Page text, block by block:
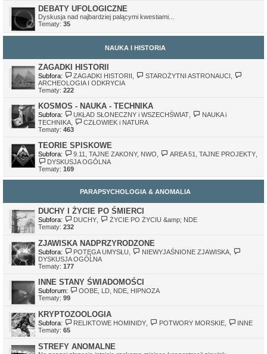
DEBATY UFOLOGICZNE
Dyskusja nad najbardziej palącymi kwestiami...
Tematy: 35
NAUKA I HISTORIA
ZAGADKI HISTORII
Subfora: ZAGADKI HISTORII STAROŻYTNI ASTRONAUCI
ARCHEOLOGIA I ODKRYCIA
Tematy: 222
KOSMOS - NAUKA - TECHNIKA
Subfora: UKŁAD SŁONECZNY i WSZECHŚWIAT
NAUKA i
TECHNIKA
CZŁOWIEK i NATURA
Tematy: 463
TEORIE SPISKOWE
Subfora: 9.11, TAJNE ZAKONY, NWO AREA 51, TAJNE PROJEKTY,
DYSKUSJA OGÓLNA
Tematy: 169
PARAPSYCHOLOGIA & ANOMALIA
DUCHY I ŻYCIE PO ŚMIERCI
Subfora: DUCHY
ŻYCIE PO ŻYCIU &amp; NDE
Tematy: 232
ZJAWISKA NADPRZYRODZONE
Subfora: POTĘGA UMYSŁU NIEWYJAŚNIONE ZJAWISKA,
DYSKUSJA OGÓLNA
Tematy: 177
INNE STANY ŚWIADOMOŚCI
Subforum:
OOBE, LD, NDE, HIPNOZA
Tematy: 99
KRYPTOZOOLOGIA
Subfora: RELIKTOWE HOMINIDY POTWORY MORSKIE,
INNE
Tematy: 65
STREFY ANOMALNE